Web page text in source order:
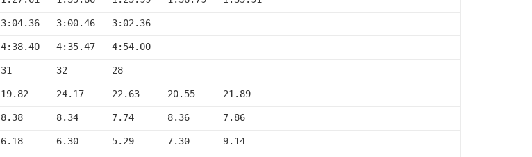
3:04.36   3:00.46   3:02.36
4:38.40   4:35.47   4:54.00
31        32        28
19.82     24.17     22.63     20.55     21.89
8.38      8.34      7.74      8.36      7.86
6.18      6.30      5.29      7.30      9.14